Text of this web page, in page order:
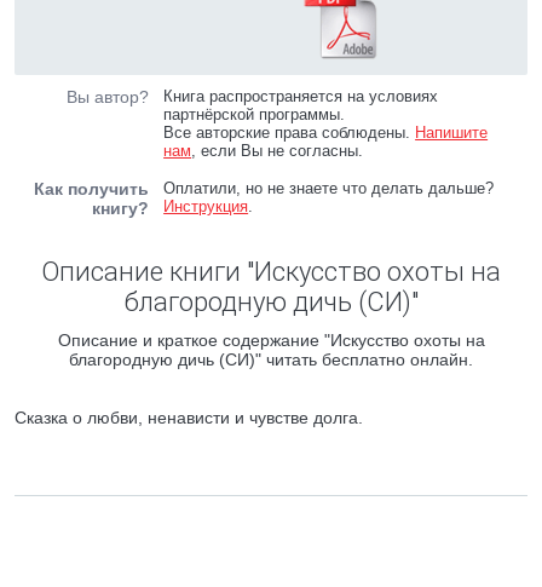
Вы автор?
Книга распространяется на условиях
партнёрской программы.
Все авторские права соблюдены. Напишите
нам, если Вы не согласны.
Как получить
книгу?
Оплатили, но не знаете что делать дальше?
Инструкция.
Описание книги "Искусство охоты на
благородную дичь (СИ)"
Описание и краткое содержание "Искусство охоты на
благородную дичь (СИ)" читать бесплатно онлайн.
Сказка о любви, ненависти и чувстве долга.